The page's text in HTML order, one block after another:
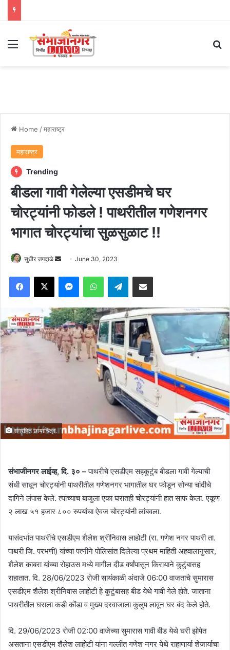
Menu
Home /महाराष्ट्र
महाराष्ट्र
Trending
बीडला गावी गेलेल्या एसडीमचे घर
चोरट्यांनी फोडले ! पाथरीतील गणेशनगर
भागात चोरट्यांचा सुळसुळाट !!
सुधीर जगदाळे
Send
email
June 30, 2023
Facebook
X MessengerWhatsAppTelegramShare via Email
संग्रहित छायाचित्र.
संभाजीनगर लाईव्ह, दि. ३० –पाथरीचे एसडीएम सहकुटुंब बीडला गावी गेल्याची
संधी साधून चोरट्यांनी पाथरीतील गणेशनगर भागातील घर फोडून सोन्या चांदीचे
दागिने लंपास केले. त्यांच्याच बाजुला एका घरातही चोरट्यांनी हात साफ केला. एकूण
२ लाख ५१ हजार ८०० रुपयांचा ऐवज चोरट्यांनी लांबवला.
यासंदर्भात पाथरीचे एसडीएम शैलेश श्रीनिवास लाहोटी (रा. गणेश नगर पाथरी ता.
पाथरी जि. परभणी) यांच्या पत्नीने पोलिसांत दिलेल्या प्रथम माहिती अहवालानुसार,
शैलेश काबरा यांच्या रोहाउस मध्ये मागील दीड वर्षांपासून किरायाने कुटुंबासह
राहातात. दि. 28/06/2023 रोजी सायंकाळी अंदाजे 06:00 वाजताचे सुमारास
एसडीएम शैलेश श्रीनिवास लाहोटी हे कुटुंबासह बीड येथे गावी गेले होते. जाताना
पाथरीतील घराला कडी कोंडा व मुख्य दरवाजाला कुलुप लावून घर बंद केले होते.
दि. 29/06/2023 रोजी 02:00 वाजेच्या सुमारास गावी बीड येथे घरी झोपेत
असताना एसडीएम शैलेश लाहोटी यांना गल्लीत गणेश नगर येथे राहाणार्या शेजार्याचा